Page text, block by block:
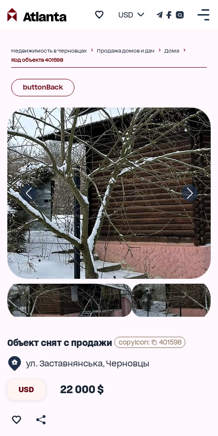
USD
Недвижимость в Черновцах Продажа домов и дач
Дома
Код объекта 401598
buttonBack
Объект снят с продажи copyIcon: 401598
ул. Заставнянська, Черновцы
USD 22 000 $